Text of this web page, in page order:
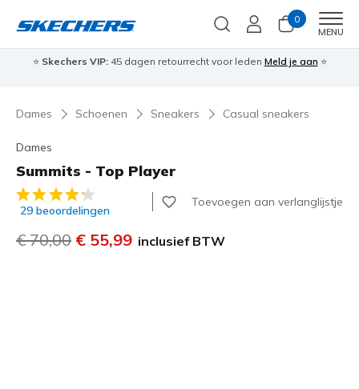
0
MENU
⭐ Skechers VIP:45 dagen retourrecht voor leden Meld je aan ⭐
Dames Schoenen Sneakers Casual sneakers
Dames
Summits - Top Player
5 van de 5 klantbeoordelingen
29 beoordelingen
Toevoegen aan verlanglijstje
Prijs verlaagd van
€ 70,00 naar
€ 55,99 inclusief BTW